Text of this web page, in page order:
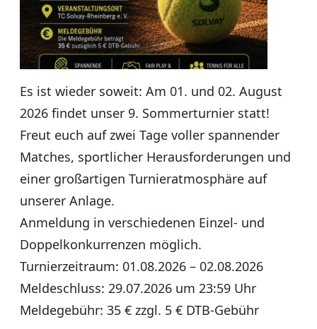
Es ist wieder soweit: Am 01. und 02. August
2026 findet unser 9. Sommerturnier statt!
Freut euch auf zwei Tage voller spannender
Matches, sportlicher Herausforderungen und
einer großartigen Turnieratmosphäre auf
unserer Anlage.
Anmeldung in verschiedenen Einzel- und
Doppelkonkurrenzen möglich.
Turnierzeitraum: 01.08.2026 – 02.08.2026
Meldeschluss: 29.07.2026 um 23:59 Uhr
Meldegebühr: 35 € zzgl. 5 € DTB-Gebühr